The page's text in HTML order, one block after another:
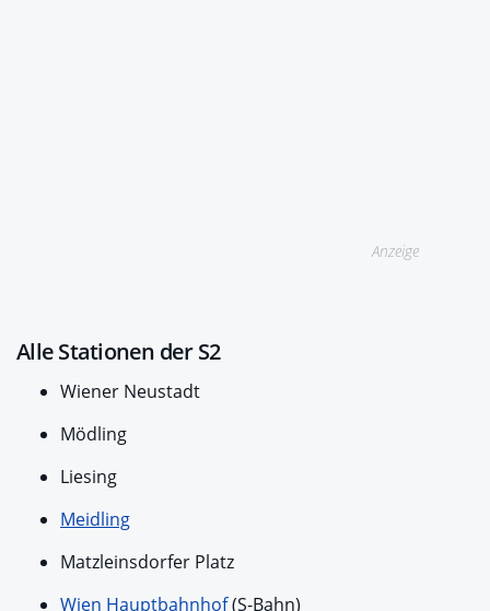
Anzeige
Alle Stationen der S2
Wiener Neustadt
Mödling
Liesing
Meidling
Matzleinsdorfer Platz
Wien Hauptbahnhof(S-Bahn)